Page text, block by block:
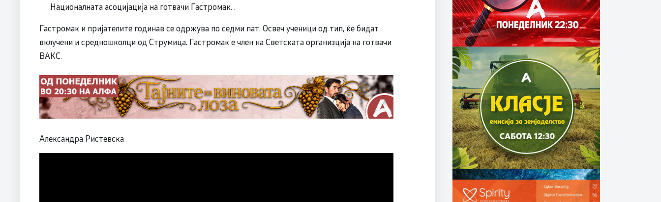
Националната асоцијација на готвачи Гастромак. .
Гастромак и пријателите годинав се одржува по седми пат. Освеч ученици од тип, ќе бидат
вклучени и средношколци од Струмица. Гастромак е член на Светската организција на готвачи
ВАКС.
Александра Ристевска